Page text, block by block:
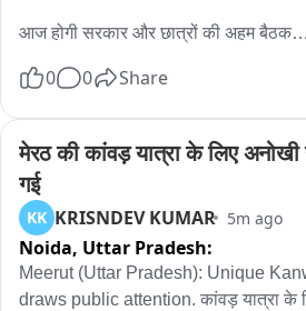
आज होगी सरकार और छात्रों की अहम बैठक
छात्रों के आंदोलन पर निकल सकता है रास्ता
सरकार के प्रतिनिधियों से छात्रों की होगी
बुधवार की देर रात वार्ता के लिए छात्र हुए तैयार
0 0 Share
मेरठ की कांवड़ यात्रा के लिए अनोखी
गई
KK KRISNDEV KUMAR 5m ago
Noida, Uttar Pradesh:
Meerut (Uttar Pradesh): Unique
draws public attention. कांवड़ यात्रा के